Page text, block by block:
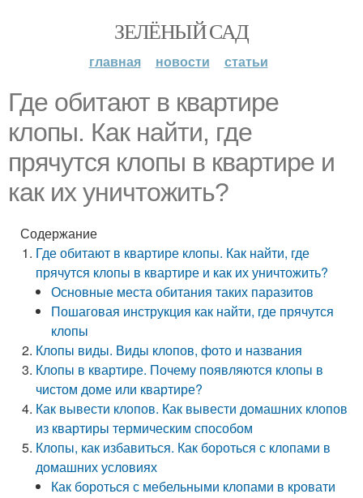
ЗЕЛЁНЫЙ САД
главная новости статьи
Где обитают в квартире
клопы. Как найти, где
прячутся клопы в квартире и
как их уничтожить?
Содержание
Где обитают в квартире клопы. Как найти, где
прячутся клопы в квартире и как их уничтожить?
Основные места обитания таких паразитов
Пошаговая инструкция как найти, где прячутся
клопы
Клопы виды. Виды клопов, фото и названия
Клопы в квартире. Почему появляются клопы в
чистом доме или квартире?
Как вывести клопов. Как вывести домашних клопов
из квартиры термическим способом
Клопы, как избавиться. Как бороться с клопами в
домашних условиях
Как бороться с мебельными клопами в кровати